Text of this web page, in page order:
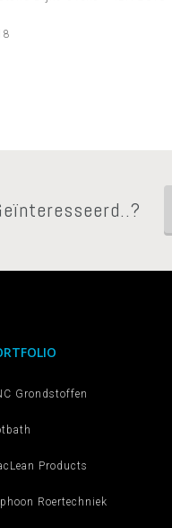
Grondstoffen
Products
Roertechniek